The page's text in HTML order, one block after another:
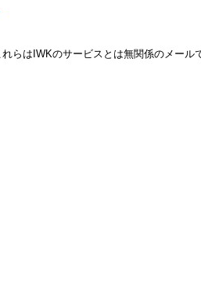
らはIWKのサービスとは無関係のメール